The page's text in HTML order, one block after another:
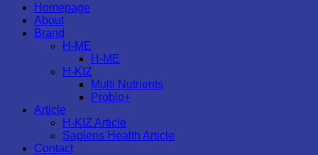
Homepage
About
Brand
H-ME
H-ME
H-KIZ
Multi Nutrients
Probio+
Article
H-KIZ Article
Sapiens Health Article
Contact